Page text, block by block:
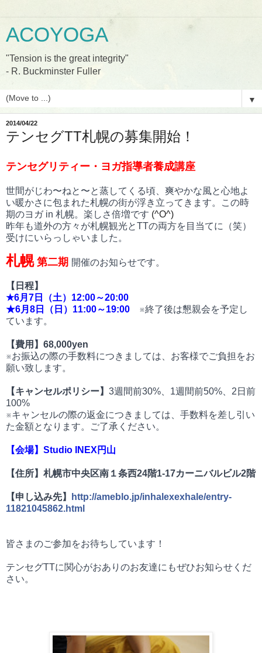
ACOYOGA
"Tension is the great integrity"
- R. Buckminster Fuller
▼
2014/04/22
テンセグTT札幌の募集開始！
テンセグリティー・ヨガ指導者養成講座
世間がじわ〜ねと〜と蒸してくる頃、爽やかな風と心地よ
い暖かさに包まれた札幌の街が浮き立ってきます。この時
期のヨガ in 札幌。楽しさ倍増です (^O^)
昨年も道外の方々が札幌観光とTTの両方を目当てに（笑）
受けにいらっしゃいました。
札幌第二期 開催のお知らせです。
【日程】
★6月7 日（土）12:00～20:00
★6月8 日（日）11:00～19:00 ※終了後は懇親会を予定し
ています。
【費用】68,000yen
※お振込の際の手数料につきましては、お客様でご負担をお
願い致します。
【キャンセルポリシー】 3週間前30%、1週間前50%、2日前
100%
※キャンセルの際の返金につきましては、手数料を差し引い
た金額となります。ご了承ください。
【会場】Studio INEX円山
【住所】札幌市中央区南１条西24階1-17カーニバルビル2階
【申し込み先】 http://ameblo.jp/inhalexexhale/entry-
11821045862.html
皆さまのご参加をお待ちしています！
テンセグTTに関心がおありのお友達にもぜひお知らせくだ
さい。